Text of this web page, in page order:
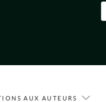
AUX AUTEURS